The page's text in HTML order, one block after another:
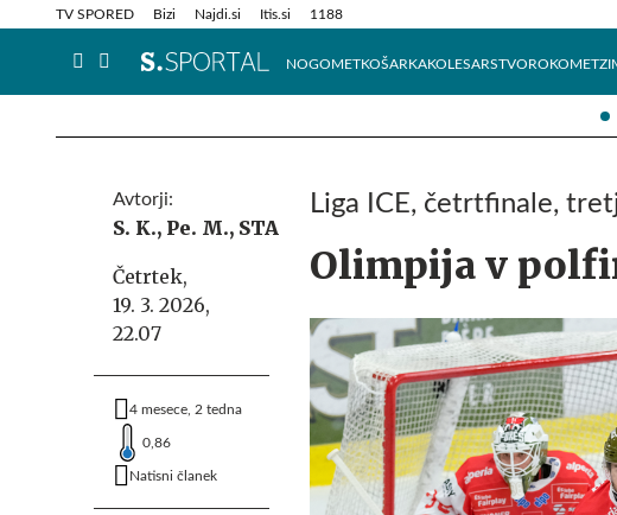
TV SPORED Bizi Najdi.si Itis.si 1188
NOGOMETKOŠARKAKOLESARSTVOROKOMET
Info in obvestila Tehnik
Avtorji:
S. K., Pe. M., STA
Četrtek,
19. 3. 2026,
22.07
4 mesece, 2 tedna
0,86
Natisni članek
Liga ICE, četrtfinale,
Olimpija v